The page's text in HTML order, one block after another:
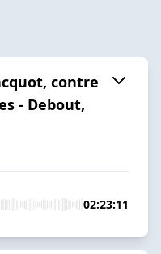
contre
- Debout,
02:23:11